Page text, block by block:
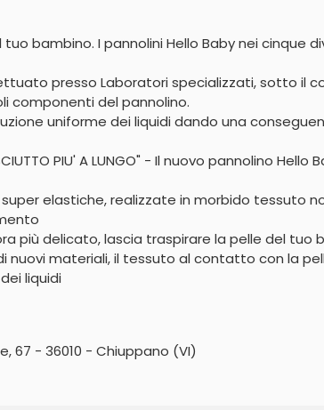
bambino. I pannolini Hello Baby nei cinque
presso Laboratori specializzati, sotto
componenti del pannolino.
uniforme dei liquidi dando una
PIU' A LUNGO" - Il nuovo pannolino
super elastiche, realizzate in morbido
più delicato, lascia traspirare la pelle del
di nuovi materiali, il tessuto al contatto con
liquidi
67 - 36010 - Chiuppano (VI)